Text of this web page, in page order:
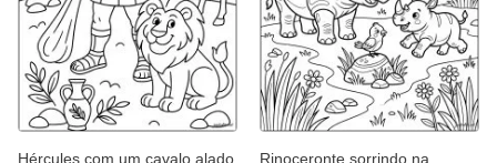
Hércules com um cavalo alado Rinoceronte sorrindo na